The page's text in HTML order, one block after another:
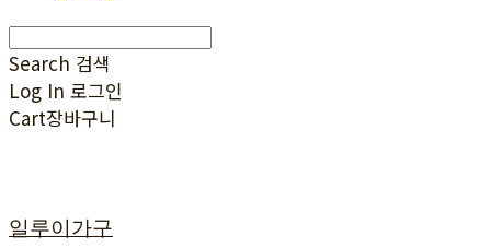
Search 검색
Log In 로그인
Cart장바구니
일루이가구